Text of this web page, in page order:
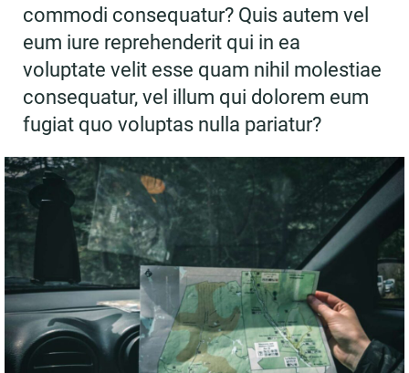
commodi consequatur? Quis autem vel
eum iure reprehenderit qui in ea
voluptate velit esse quam nihil molestiae
consequatur, vel illum qui dolorem eum
fugiat quo voluptas nulla pariatur?